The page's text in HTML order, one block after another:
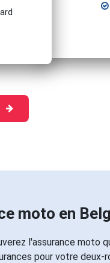
moto en
l'assurance moto
pour votre deux-